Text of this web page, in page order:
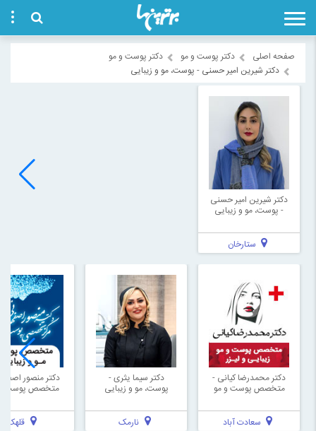
صفحه اصلی دکتر پوست و مو
دکتر پوست و مو
دکتر شیرین امیر حسنی - پوست، مو و زیبایی
دکتر شیرین امیر حسنی
- پوست، مو و زیبایی
ستارخان
دکتر محمدرضا کیانی -
متخصص پوست و مو
سعادت آباد
دکتر سیما یثری -
پوست، مو و زیبایی
نارمک
دکتر منصور
متخصص پوست
قلهک